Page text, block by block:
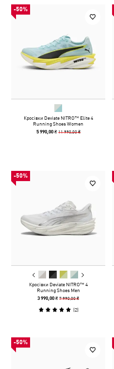
-50%
Кросівки Deviate NITRO™ Elite 4
Running Shoes Women
5 990,00 ₴ 11 990,00 ₴
-50%
Кросівки Deviate NITRO™ 4
Running Shoes Men
3 990,00 ₴7 990,00 ₴
(2)
-50%